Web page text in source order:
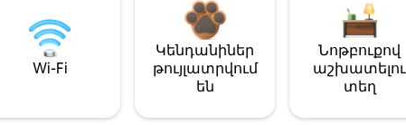
Wi-Fi
Կենդանիներ
թույլատրվում
են
Նոթբուքով
աշխատելու
տեղ